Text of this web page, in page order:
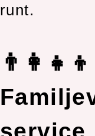
runt.
👨‍👩‍👧‍👦